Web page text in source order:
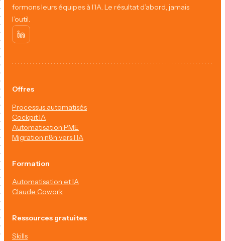
formons leurs équipes à l’IA. Le résultat d’abord, jamais
l’outil.
Offres
Processus automatisés
Cockpit IA
Automatisation PME
Migration n8n vers l’IA
Formation
Automatisation et IA
Claude Cowork
Ressources gratuites
Skills